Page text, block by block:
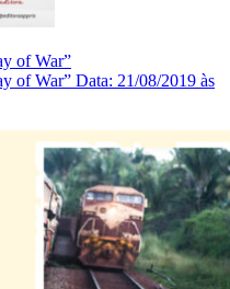
of War”
of War” Data: 21/08/2019 às